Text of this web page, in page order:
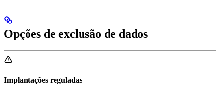
Opções de exclusão de dados
Implantações reguladas